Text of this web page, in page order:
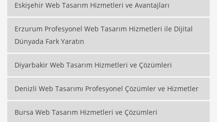
Eskişehir Web Tasarım Hizmetleri ve Avantajları
Erzurum Profesyonel Web Tasarım Hizmetleri ile Dijital
Dünyada Fark Yaratın
Diyarbakir Web Tasarım Hizmetleri ve Çözümleri
Denizli Web Tasarımı Profesyonel Çözümler ve Hizmetler
Bursa Web Tasarım Hizmetleri ve Çözümleri